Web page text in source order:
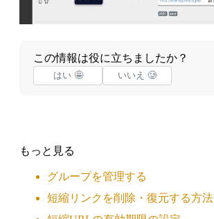
この情報は役に立ちましたか？
はい 🤩 いいえ 🥲
もっと見る
グループを管理する
短縮リンクを削除・復元する方法